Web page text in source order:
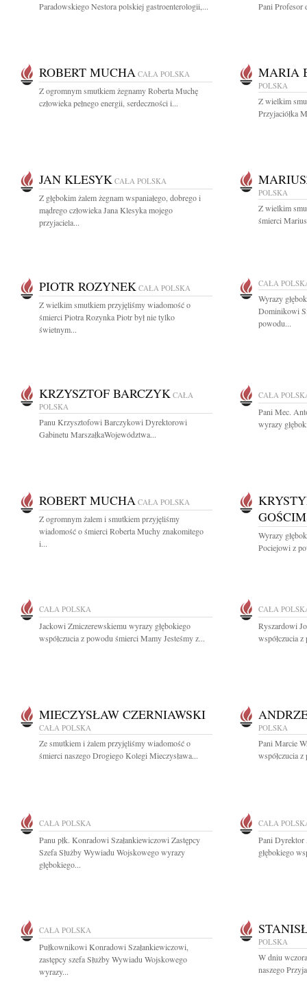
Paradowskiego Nestora polskiej gastroenterologii,...
Pani Profesor
ROBERT MUCHA CAŁA POLSKA
Z ogromnym smutkiem żegnamy Roberta Muchę
człowieka pełnego energii, serdeczności i...
MARIA
POLSKA
Z wielkim
Przyjaciółka
JAN KLESYK CAŁA POLSKA
Z głębokim żalem żegnam wspaniałego, dobrego i
mądrego człowieka Jana Klesyka mojego
przyjaciela...
POLSKA
Z wielkim
śmierci
PIOTR ROZYNEK CAŁA POLSKA
Z wielkim smutkiem przyjęliśmy wiadomość o
śmierci Piotra Rozynka Piotr był nie tylko
świetnym...
CAŁA
Wyrazy
Dominikowi
powodu...
KRZYSZTOF BARCZYK CAŁA
POLSKA
Panu Krzysztofowi Barczykowi Dyrektorowi
Gabinetu MarszałkaWojewództwa...
CAŁA
Pani Mec.
wyrazy
ROBERT MUCHA CAŁA POLSKA
Z ogromnym żalem i smutkiem przyjęliśmy
wiadomość o śmierci Roberta Muchy znakomitego
i...
Wyrazy
Pociejowi z
CAŁA POLSKA
Jackowi Zmiczerewskiemu wyrazy głębokiego
współczucia z powodu śmierci Mamy Jesteśmy z...
CAŁA
Ryszardowi
współczucia
MIECZYSŁAW CZERNIAWSKI
CAŁA POLSKA
Ze smutkiem i żalem przyjęliśmy wiadomość o
śmierci naszego Drogiego Kolegi Mieczysława...
POLSKA
Pani Marcie
współczucia
CAŁA POLSKA
Panu płk. Konradowi Szałankiewiczowi Zastępcy
Szefa Służby Wywiadu Wojskowego wyrazy
głębokiego...
CAŁA
Pani Dyrektor
głębokiego
CAŁA POLSKA
Pułkownikowi Konradowi Szałankiewiczowi,
zastępcy szefa Służby Wywiadu Wojskowego
wyrazy...
POLSKA
W dniu
naszego